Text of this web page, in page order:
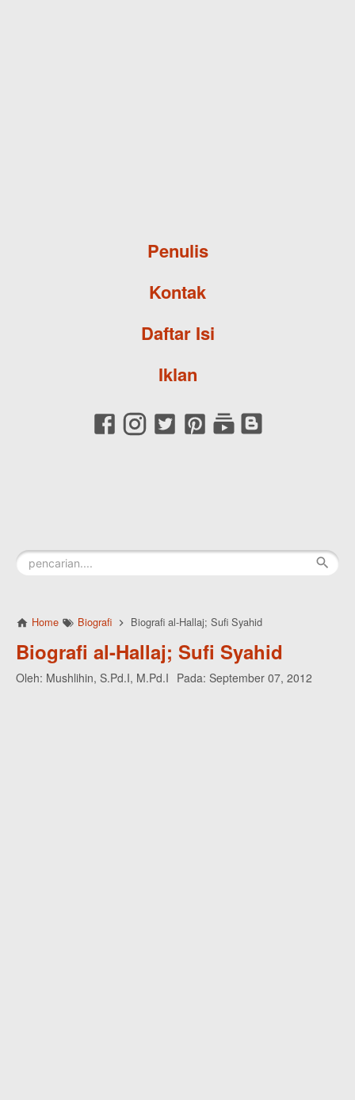
Penulis
Kontak
Daftar Isi
Iklan
Home Biografi Biografi al-Hallaj; Sufi Syahid
Biografi al-Hallaj; Sufi Syahid
Oleh: Mushlihin, S.Pd.I, M.Pd.I Pada: September 07, 2012